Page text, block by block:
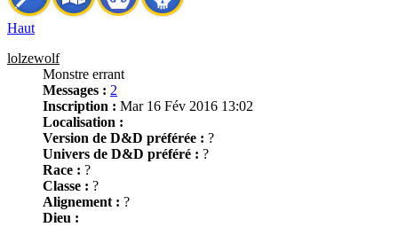
Haut
lolzewolf
Monstre errant
Messages : 2
Inscription : Mar 16 Fév 2016 13:02
Localisation :
Version de D&D préférée : ?
Univers de D&D préféré : ?
Race : ?
Classe : ?
Alignement : ?
Dieu :